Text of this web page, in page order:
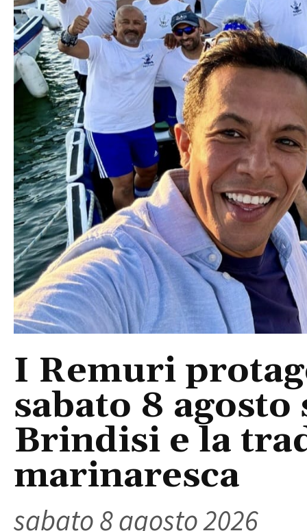
I Remuri
sabato 8
Brindisi e la
marinaresca
sabato 8 agosto 2026